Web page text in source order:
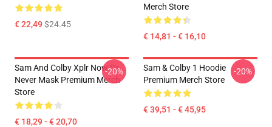
€ 22,49$24.45
Merch Store
€ 14,81 - € 16,10
Sam And Colby Xplr Now Or
Never Mask Premium Merch
Store
€ 18,29 - € 20,70
-20%
Sam & Colby 1 Hoodie
Premium Merch Store
€ 39,51 - € 45,95
-20%